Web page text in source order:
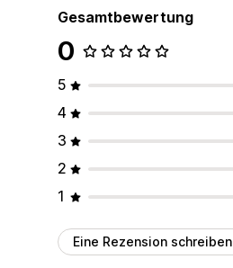
Gesamtbewertung
0
5
4
3
2
1
Eine Rezension schreiben